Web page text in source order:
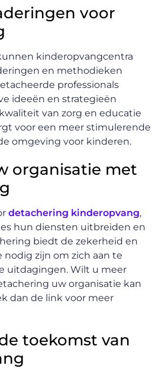
voor
kinderopvangcentra
en methodieken
professionals
ideeën en strategieën
van zorg en educatie
voor een meer stimulerende
omgeving voor kinderen.
organisatie met
detachering kinderopvang,
hun diensten uitbreiden en
biedt de zekerheid en
zijn om zich aan te
uitdagingen. Wilt u meer
uw organisatie kan
dan de link voor meer
toekomst van